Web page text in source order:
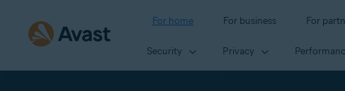
For home For business For
Security Privacy